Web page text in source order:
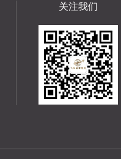
关注我们